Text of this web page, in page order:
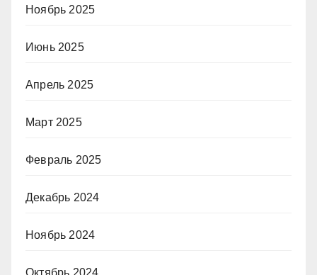
Ноябрь 2025
Июнь 2025
Апрель 2025
Март 2025
Февраль 2025
Декабрь 2024
Ноябрь 2024
Октябрь 2024